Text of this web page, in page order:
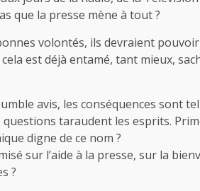
que la presse mène à tout ?
volontés, ils devraient
est déjà entamé, tant mieux,
avis, les conséquences sont
questions taraudent les esprits.
digne de ce nom ?
sur l’aide à la presse, sur la
?